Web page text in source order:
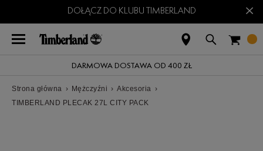
DOŁĄCZ DO KLUBU TIMBERLAND ×
DARMOWA DOSTAWA OD 400 ZŁ
Strona główna › Mężczyźni › Akcesoria ›
TIMBERLAND PLECAK 27L CITY PACK